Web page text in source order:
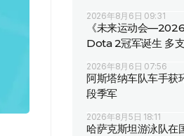
2026年8月6日 09:31
《未来运动会
Dota 2冠军诞生 多
2026年8月6日 07:56
阿斯塔纳车队车手获
段季军
2026年8月5日 18:11
哈萨克斯坦游泳队在